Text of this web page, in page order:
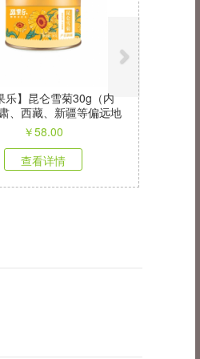
乐】昆仑雪菊30g（内
、西藏、新疆等偏远地
区不发）
￥58.00
查看详情